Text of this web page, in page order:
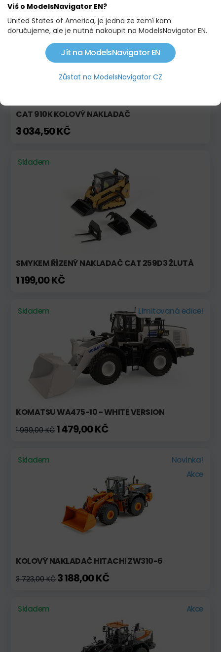
CAT 910K KOLOVÝ NAKLADAČ
3 034,50 KČ
Skladem
SMYKEM ŘÍZENÝ NAKLADAČ CAT 259D3 ŽLUTÁ
1 199,00 KČ
Skladem Limitovaná edice!
KOMATSU WA475-10 - WHITE VERSION
1 989,00 KČ 1 479,00 KČ
Skladem
Novinka!
Akce
KOLOVÝ NAKLADAČ HITACHI ZW310-6
3 723,00 KČ 3 188,00 KČ
Skladem Akce
Víš o ModelsNavigator EN?
United States of America, je jedna ze zemí kam
doručujeme, ale je nutné nakoupit na ModelsNavigator EN.
Jít na ModelsNavigator EN
Zůstat na ModelsNavigator CZ